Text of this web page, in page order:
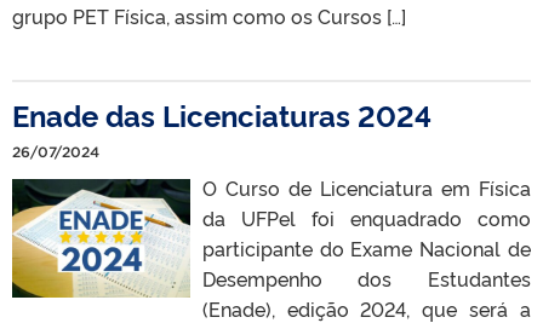
grupo PET Física, assim como os Cursos […]
Enade das Licenciaturas 2024
26/07/2024
O Curso de Licenciatura em Física
da UFPel foi enquadrado como
participante do Exame Nacional de
Desempenho dos Estudantes
(Enade), edição 2024, que será a